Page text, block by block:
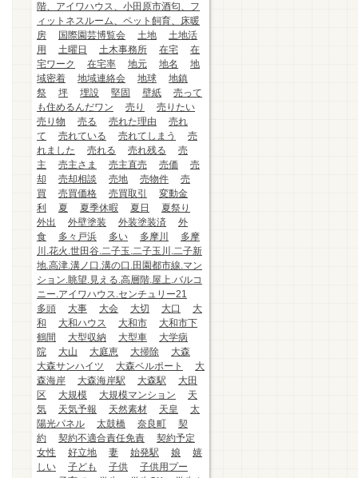
階、アイワハウス、小田原市酒匂、フ
ィットネスルーム、ペット飼育、床暖
房
国際園芸博覧会 土地
土地活
用
土曜日 土木事務所 在宅
在
宅ワーク
在宅率 地元 地名
地
域密着
地域連絡会 地球
地鎮
祭
坪 埋設 堅固 壁紙
売って
も住めるんだワン
売り
売りたい
売り物
売る 売れた理由
売れ
て
売れている 売れてしまう
売
れました
売れる 売れ残る
売
主
売主さま 売主直売 売価
売
却
売却相談 売地 売物件
売
買
売買価格 売買取引
変動金
利
夏 夏季休暇 夏日
夏祭り
外出
外壁塗装 外装塗装済
外
食
多々戸浜 多い 多摩川
多摩
川.花火.世田谷.二子玉.二子玉川.二子新
地.高津.溝ノ口.溝の口.田園都市線.マン
ション.眺望.見える.高層階.屋上.バルコ
ニー.アイワハウス.センチュリー21
多頭
大事 大会 大切 大口
大
和
大和ハウス 大和市
大和市下
鶴間
大型収納 大型車
大学病
院
大山 大庭恵 大掃除
大森
大森サンハイツ
大森ベルポート
大
森海岸
大森海岸駅 大森駅
大田
区
大規模 大規模マンション
天
気
天気予報 天然素材 天皇
太
陽光パネル
太鼓橋 奈良町
契
約
契約不適合責任免責
契約予定
女性
好立地 妻 始発駅 娘
嬉
しい
子ども 子供
子供用プー